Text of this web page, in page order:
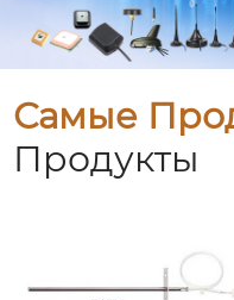
Самые
Продукты